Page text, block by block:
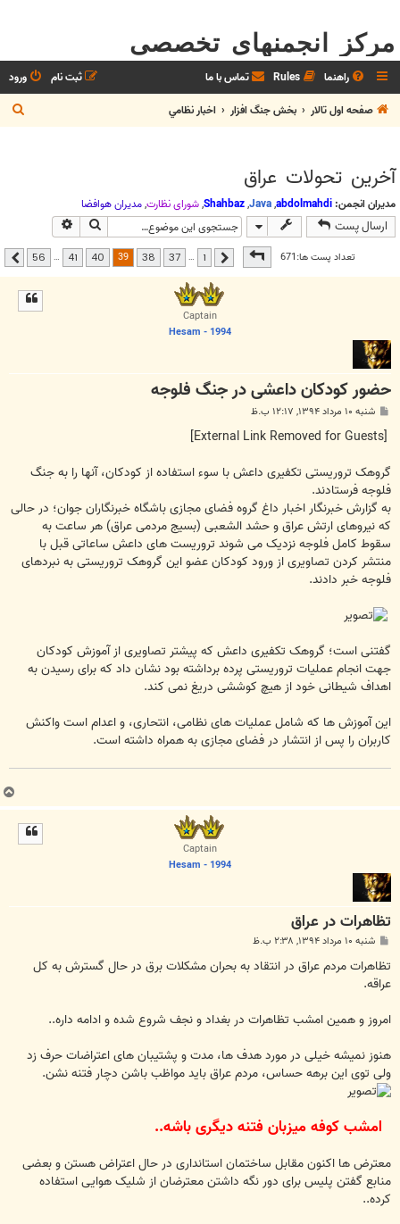
مرکز انجمنهای تخصصی
راهنما Rules تماس با ما ورود
ثبت نام
صفحه اول تالار
بخش جنگ افزار اخبار نظامي
ج
س
آخرین تحولات عراق
مدیران انجمن: abdolmahdi
,
Java
,
Shahbaz
,شوراي نظارت,مديران هوافضا
ارسال پست جستجو
تعداد پست ها:671صفحه39 از56 قبلی …
37
38
39
40
41
…
56 بعدی
Captain
Hesam - 1994
حضور کودکان داعشی در جنگ فلوجه
پ
ت
شنبه ۱۰ مرداد ۱۳۹۴, ۱۲:۱۷ ب.ظ
گروهک تروریستی تکفیری داعش با سوء استفاده از کودکان، آنها را به جنگ
فلوجه فرستادند.
به گزارش خبرنگار اخبار داغ گروه فضای مجازی باشگاه خبرنگاران جوان؛ در حالی
که نیروهای ارتش عراق و حشد الشعبی (بسیج مردمی عراق) هر ساعت به
سقوط کامل فلوجه نزدیک می شوند تروریست های داعش ساعاتی قبل با
منتشر کردن تصاویری از ورود کودکان عضو این گروهک تروریستی به نبردهای
فلوجه خبر دادند.
گفتنی است؛ گروهک تکفیری داعش که پیشتر تصاویری از آموزش کودکان
جهت انجام عملیات تروریستی پرده برداشته بود نشان داد که برای رسیدن به
اهداف شیطانی خود از هیچ کوششی دریغ نمی کند.
این آموزش ها که شامل عملیات های نظامی، انتحاری، و اعدام است واکنش
کاربران را پس از انتشار در فضای مجازی به همراه داشته است.
ب
ا
Captain
Hesam - 1994
تظاهرات در عراق
پ
ت
شنبه ۱۰ مرداد ۱۳۹۴, ۲:۳۸ ب.ظ
تظاهرات مردم عراق در انتقاد به بحران مشکلات برق در حال گسترش به کل
عراقه.
امروز و همین امشب تظاهرات در بغداد و نجف شروع شده و ادامه داره..
هنوز نمیشه خیلی در مورد هدف ها، مدت و پشتیبان های اعتراضات حرف زد
ولی توی این برهه حساس، مردم عراق باید مواظب باشن دچار فتنه نشن.
امشب کوفه میزبان فتنه دیگری باشه..
معترض ها اکنون مقابل ساختمان استانداری در حال اعتراض هستن و بعضی
منابع گفتن پلیس برای دور نگه داشتن معترضان از شلیک هوایی استفاده
کرده..